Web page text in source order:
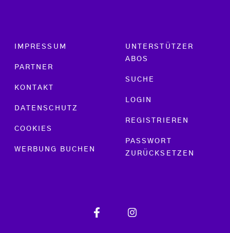
Footer menu
IMPRESSUM
PARTNER
KONTAKT
DATENSCHUTZ
COOKIES
WERBUNG BUCHEN
UNTERSTÜTZER
ABOS
SUCHE
LOGIN
REGISTRIEREN
PASSWORT
ZURÜCKSETZEN